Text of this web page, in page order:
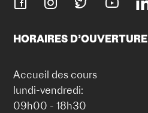
HORAIRES D’OUVERTURE
Accueil des cours
lundi-vendredi:
09h00 - 18h30